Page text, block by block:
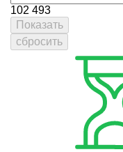
102 493
Показать
сбросить